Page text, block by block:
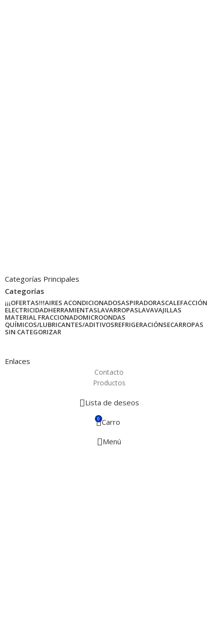
Categorías Principales
Categorías
¡¡¡OFERTAS!!!AIRES ACONDICIONADOSASPIRADORASCALEFACCIÓN
ELECTRICIDADHERRAMIENTASLAVARROPASLAVAVAJILLAS
MATERIAL FRACCIONADOMICROONDAS
QUÍMICOS/LUBRICANTES/ADITIVOSREFRIGERACIÓNSECARROPAS
SIN CATEGORIZAR
Enlaces
Contacto
Productos
Lista de deseos
0 Carro
Menú